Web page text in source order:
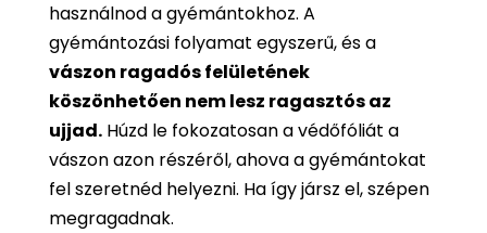
használnod a gyémántokhoz. A
gyémántozási folyamat egyszerű, és a
vászon ragadós felületének
köszönhetően nem lesz ragasztós az
ujjad. Húzd le fokozatosan a védőfóliát a
vászon azon részéről, ahova a gyémántokat
fel szeretnéd helyezni. Ha így jársz el, szépen
megragadnak.